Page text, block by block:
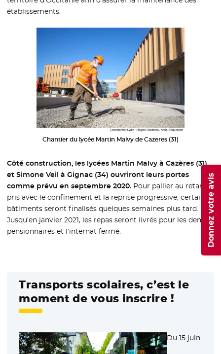
établissements.
Chantier du lycée Martin Malvy de Cazeres (31)
Côté construction, les lycées Martin Malvy à Cazères (31)
et Simone Veil à Gignac (34) ouvriront leurs portes
comme prévu en septembre 2020. Pour pallier au retard
pris avec le confinement et la reprise progressive, certains
bâtiments seront finalisés quelques semaines plus tard.
Jusqu’en janvier 2021, les repas seront livrés pour les demi-
pensionnaires et l’internat fermé.
Transports scolaires, c’est le
moment de vous inscrire !
Du 15 juin
Donnez votre avis